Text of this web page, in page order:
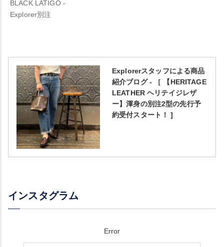
BLACK LATIGO -
Explorer別注
Explorerスタッフによる商品
紹介ブログ - ［ 【HERITAGE
LEATHER ヘリテイジレザ
ー】渾身の別注2型の先行予
約受付スタート！ ]
インスタグラム
Error